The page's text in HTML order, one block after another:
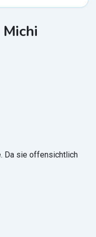
Da sie offensichtlich